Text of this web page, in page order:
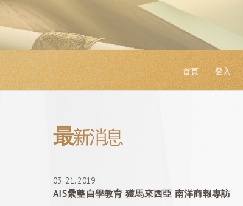
首頁 登入
最新消息
03. 21. 2019
AIS纍整自學教育 獲馬來西亞 南洋商報專訪